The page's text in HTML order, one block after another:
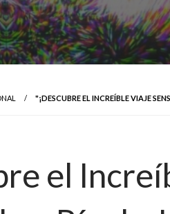
"¡DESCUBRE EL INCREÍBLE VIAJE
el